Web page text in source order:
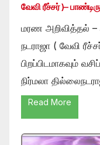
வேவி ரீச்சர் )–
மரண அறிவித்தல் –
நடராஜா ( வேவி
பிறப்பிடமாகவும்
நிர்மலா
Read More